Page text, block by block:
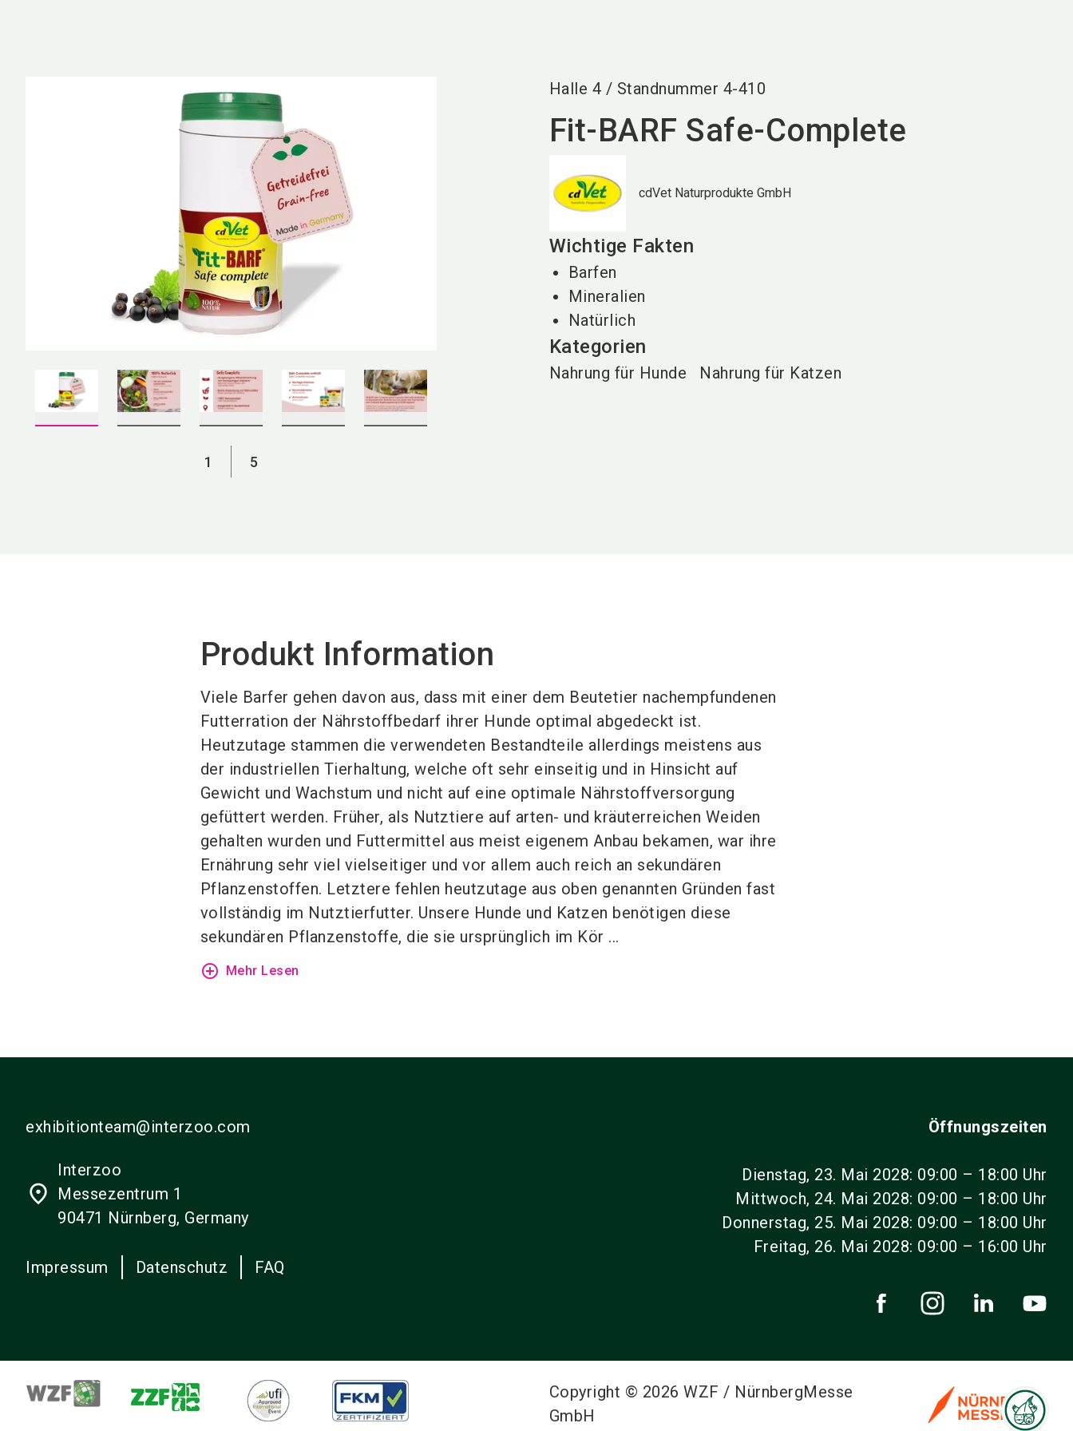
1 5
Halle 4 / Standnummer 4-410
Fit-BARF Safe-Complete
cdVet Naturprodukte GmbH
Wichtige Fakten
Barfen
Mineralien
Natürlich
Kategorien
Nahrung für Hunde Nahrung für Katzen
Produkt Information
Viele Barfer gehen davon aus, dass mit einer dem Beutetier nachempfundenen
Futterration der Nährstoffbedarf ihrer Hunde optimal abgedeckt ist.
Heutzutage stammen die verwendeten Bestandteile allerdings meistens aus
der industriellen Tierhaltung, welche oft sehr einseitig und in Hinsicht auf
Gewicht und Wachstum und nicht auf eine optimale Nährstoffversorgung
gefüttert werden. Früher, als Nutztiere auf arten- und kräuterreichen Weiden
gehalten wurden und Futtermittel aus meist eigenem Anbau bekamen, war ihre
Ernährung sehr viel vielseitiger und vor allem auch reich an sekundären
Pflanzenstoffen. Letztere fehlen heutzutage aus oben genannten Gründen fast
vollständig im Nutztierfutter. Unsere Hunde und Katzen benötigen diese
sekundären Pflanzenstoffe, die sie ursprünglich im Kör ...
add_circle_outline Mehr Lesen
exhibitionteam@interzoo.com
place
Interzoo
Messezentrum 1
90471 Nürnberg, Germany
Impressum Datenschutz FAQ
Öffnungszeiten
Dienstag, 23. Mai 2028: 09:00 – 18:00 Uhr
Mittwoch, 24. Mai 2028: 09:00 – 18:00 Uhr
Donnerstag, 25. Mai 2028: 09:00 – 18:00 Uhr
Freitag, 26. Mai 2028: 09:00 – 16:00 Uhr
Copyright © 2026 WZF / NürnbergMesse
GmbH